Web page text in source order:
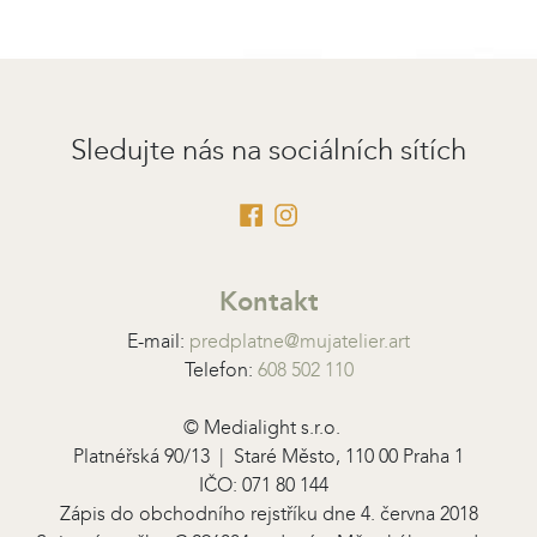
Sledujte nás na sociálních sítích
Kontakt
E-mail: predplatne@mujatelier.art
Telefon: 608 502 110
© Medialight s.r.o.
Platnéřská 90/13 | Staré Město, 110 00 Praha 1
IČO: 071 80 144
Zápis do obchodního rejstříku dne 4. června 2018